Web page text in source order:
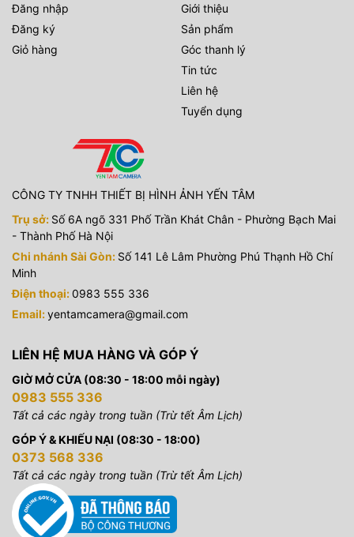
Đăng nhập
Đăng ký
Giỏ hàng
Giới thiệu
Sản phẩm
Góc thanh lý
Tin tức
Liên hệ
Tuyển dụng
CÔNG TY TNHH THIẾT BỊ HÌNH ẢNH YẾN TÂM
Trụ sở: Số 6A ngõ 331 Phố Trần Khát Chân - Phường Bạch Mai
- Thành Phố Hà Nội
Chi nhánh Sài Gòn: Số 141 Lê Lâm Phường Phú Thạnh Hồ Chí
Minh
Điện thoại:0983 555 336
Email:yentamcamera@gmail.com
LIÊN HỆ MUA HÀNG VÀ GÓP Ý
GIỜ MỞ CỬA (08:30 - 18:00 mỗi ngày)
0983 555 336
Tất cả các ngày trong tuần (Trừ tết Âm Lịch)
GÓP Ý & KHIẾU NẠI (08:30 - 18:00)
0373 568 336
Tất cả các ngày trong tuần (Trừ tết Âm Lịch)